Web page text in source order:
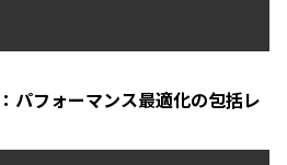
パフォーマンス最適化の包括レ